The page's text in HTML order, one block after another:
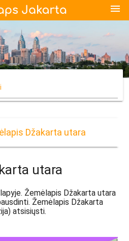
menu
Džakarta utara
utara
Žemėlapis Džakarta utara
Žemėlapis Džakarta
atsisiųsti.